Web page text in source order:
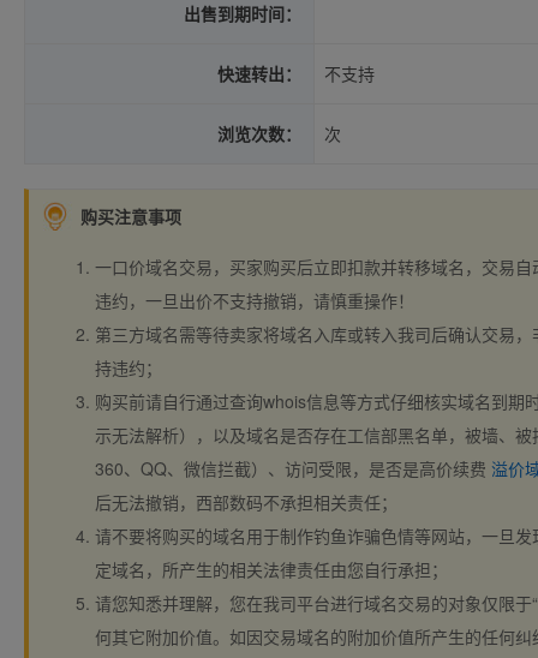
出售到期时间：
快速转出： 不支持
浏览次数： 次
购买注意事项
一口价域名交易，买家购买后立即扣款并转移域名，交易
违约，一旦出价不支持撤销，请慎重操作！
第三方域名需等待卖家将域名入库或转入我司后确认交易
持违约；
购买前请自行通过查询whois信息等方式仔细核实域名到期
示无法解析），以及域名是否存在工信部黑名单，被墙、
360、QQ、微信拦截）、访问受限，是否是高价续费 溢价
后无法撤销，西部数码不承担相关责任；
请不要将购买的域名用于制作钓鱼诈骗色情等网站，一旦
定域名，所产生的相关法律责任由您自行承担；
请您知悉并理解，您在我司平台进行域名交易的对象仅限于
何其它附加价值。如因交易域名的附加价值所产生的任何